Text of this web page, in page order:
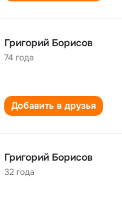
Григорий Борисов
74 года
Добавить в друзья
Григорий Борисов
32 года